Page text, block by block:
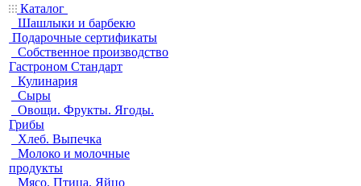
Каталог
Шашлыки и барбекю
Подарочные сертификаты
Собственное производство
Гастроном Стандарт
Кулинария
Сыры
Овощи. Фрукты. Ягоды.
Грибы
Хлеб. Выпечка
Молоко и молочные
продукты
Мясо. Птица. Яйцо